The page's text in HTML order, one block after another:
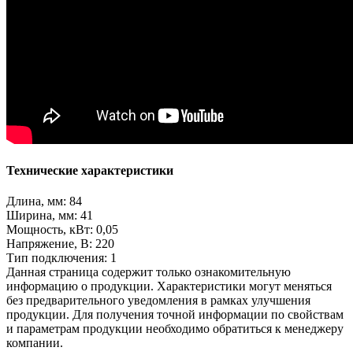
Технические характеристики
Длина, мм: 84
Ширина, мм: 41
Мощность, кВт: 0,05
Напряжение, В: 220
Тип подключения: 1
Данная страница содержит только ознакомительную
информацию о продукции. Характеристики могут меняться
без предварительного уведомления в рамках улучшения
продукции. Для получения точной информации по свойствам
и параметрам продукции необходимо обратиться к менеджеру
компании.